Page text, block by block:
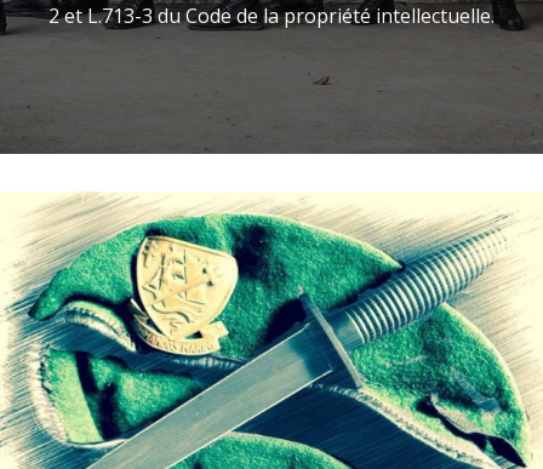
2 et L.713-3 du Code de la propriété intellectuelle.